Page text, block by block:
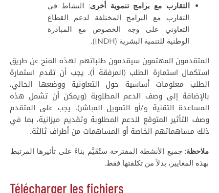
التقارب مع برامج تنموية أخرى: النشاط في
التقارب مع البرامج المختلفة لدعم القطاع
التعاوني على وجه الخصوص مع المبادرة
الوطنية للتنمية البشرية (INDH).
المتقدمون المهتمون سيقدمون طلباتهم لهذه المنح عن طريق
استكمال استمارة الطلب (المرفقة أ). يجب أن تقدم استمارة
الطلب معلومات أساسية حول التعاونية ووضعها الحالي،
بالإضافة إلى وصف الدعم المطلوبة (ويمكن أن تشمل هذه
المساعدة التقنية و/أو التمويل المباشر). يجب على المتقدم
وصف التأثير المتوقع للدعم المطلوبة وتقديم ميزانية، بما في
ذلك مساهماتهم الخاصة أو المساهمات من أطراف ثالثة.
ملاحظة: جميع الأنشطة المقترحة ستُقَيَّم بناءً على تأثيرها المرتبط
بهذه المعايير، بدلاً من تكلفتها فقط.
Télécharger les fichiers